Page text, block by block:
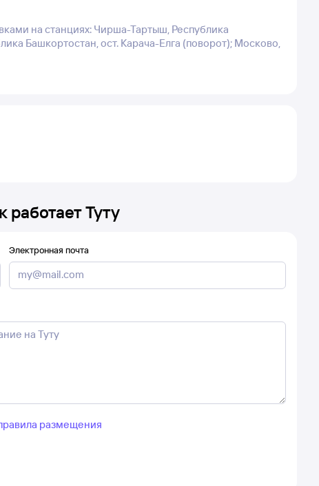
на станциях: Чирша-Тартыш, Республика
Башкортостан, ост. Карача-Елга (поворот); Москово,
Туту
Электронная почта
размещения